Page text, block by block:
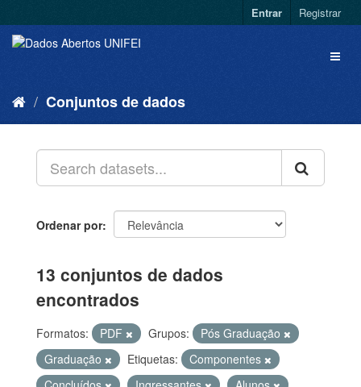
Entrar Registrar
Conjuntos de dados
Ordenar por
13 conjuntos de dados
encontrados
Formatos: PDF Grupos:
Pós Graduação
Graduação
Etiquetas:
Componentes